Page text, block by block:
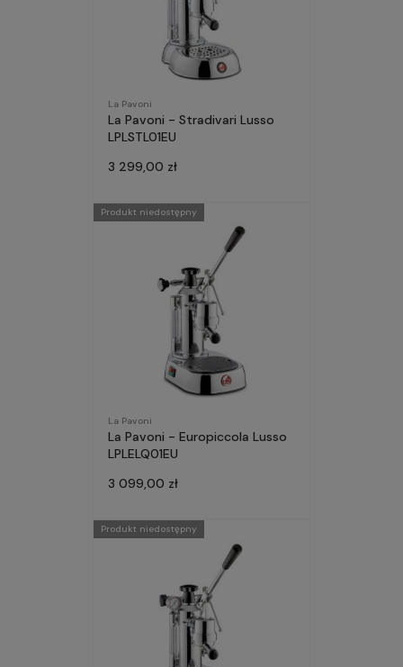
La Pavoni
La Pavoni - Stradivari Lusso
LPLSTL01EU
3 299,00 zł
La Pavoni
La Pavoni - Europiccola Lusso
LPLELQ01EU
3 099,00 zł
Produkt niedostępny
Produkt niedostępny